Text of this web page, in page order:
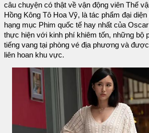
câu chuyện có thật về vận động viên Thế
Hồng Kông Tô Hoa Vỹ, là tác phẩm đại
hạng mục Phim quốc tế hay nhất của
thực hiện với kinh phí khiêm tốn, những bộ
tiếng vang tại phòng vé địa phương và
liên hoan khu vực.